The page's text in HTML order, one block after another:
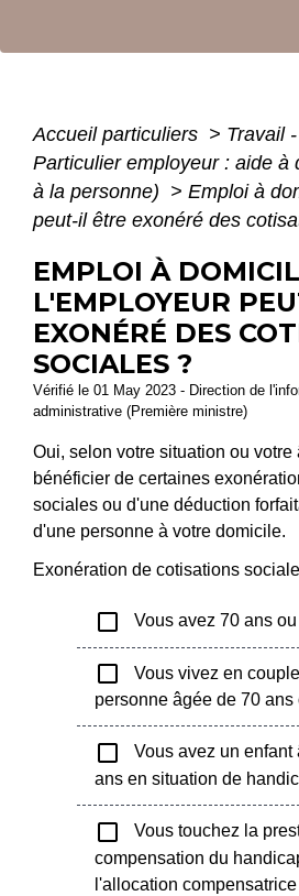
Accueil particuliers > Travail
Particulier employeur : aide à
à la personne) > Emploi à
peut-il être exonéré des
EMPLOI À
L'EMPLOYEUR
EXONÉRÉ DES
SOCIALES ?
Vérifié le 01 May 2023 - Direction de
administrative (Première ministre)
Oui, selon votre situation ou votre
bénéficier de certaines
sociales ou d'une déduction
d'une personne à votre domicile.
Exonération de cotisations
check_box_outline_blank Vous avez 70 ans
check_box_outline_blank
Vous vivez en
personne âgée de 70 ans
check_box_outline_blank
Vous avez un
ans en situation de
check_box_outline_blank
Vous touchez la
compensation du
l'allocation